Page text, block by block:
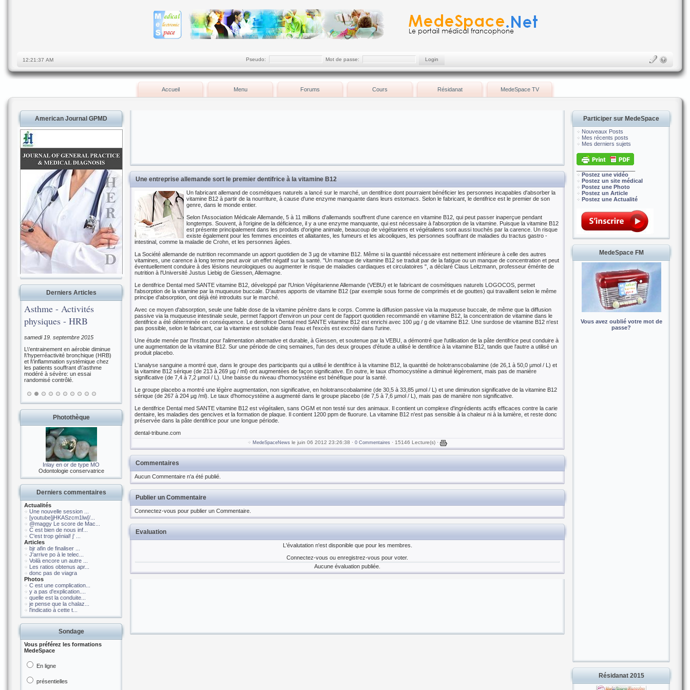
Pseudo: Mot de passe:
Accueil Menu Forums Cours Résidanat MedeSpace TV
American Journal GPMD
Derniers Articles
Asthme - Activités
physiques - HRB
samedi 19. septembre 2015
L\'entrainement en aérobie diminue
l\'hyperréactivité bronchique (HRB)
et l\'inflammation systémique chez
les patients souffrant d\'asthme
modéré à sévère: un essai
randomisé contrôlé.
Photothèque
Inlay en or de type MO
Odontologie conservatrice
Derniers commentaires
Actualités
Une nouvelle session ...
[youtube]jHKASzcm1lw[/...
@maggy Le score de Mac...
C est bien de nous inf...
C'est trop génial! j' ...
Articles
bjr afin de finaliser ...
J'arrive po à le telec...
Voilà encore un autre ...
Les ratios obtenus apr...
donc pas de viagra
Photos
C est une complication...
y a pas d'explication....
quelle est la conduite...
je pense que la chalaz...
l'indicatio à cette t...
Sondage
Vous préférez les formations
MedeSpace
En ligne
présentielles
Une entreprise allemande sort le premier dentifrice à la vitamine B12
Un fabricant allemand de cosmétiques naturels a lancé sur le marché, un dentifrice dont pourraient bénéficier les personnes incapables d'absorber la
vitamine B12 à partir de la nourriture, à cause d'une enzyme manquante dans leurs estomacs. Selon le fabricant, le dentifrice est le premier de son
genre, dans le monde entier.
Selon l'Association Médicale Allemande, 5 à 11 millions d'allemands souffrent d'une carence en vitamine B12, qui peut passer inaperçue pendant
longtemps. Souvent, à l'origine de la déficience, il y a une enzyme manquante, qui est nécessaire à l'absorption de la vitamine. Puisque la vitamine B12
est présente principalement dans les produits d'origine animale, beaucoup de végétariens et végétaliens sont aussi touchés par la carence. Un risque
existe également pour les femmes enceintes et allaitantes, les fumeurs et les alcooliques, les personnes souffrant de maladies du tractus gastro -
intestinal, comme la maladie de Crohn, et les personnes âgées.
La Société allemande de nutrition recommande un apport quotidien de 3 µg de vitamine B12. Même si la quantité nécessaire est nettement inférieure à celle des autres
vitamines, une carence à long terme peut avoir un effet négatif sur la santé. "Un manque de vitamine B12 se traduit par de la fatigue ou un manque de concentration et peut
éventuellement conduire à des lésions neurologiques ou augmenter le risque de maladies cardiaques et circulatoires ", a déclaré Claus Leitzmann, professeur émérite de
nutrition à l'Université Justus Liebig de Giessen, Allemagne.
Le dentifrice Dental med SANTE vitamine B12, développé par l'Union Végétarienne Allemande (VEBU) et le fabricant de cosmétiques naturels LOGOCOS, permet
l'absorption de la vitamine par la muqueuse buccale. D'autres apports de vitamine B12 (par exemple sous forme de comprimés et de gouttes) qui travaillent selon le même
principe d'absorption, ont déjà été introduits sur le marché.
Avec ce moyen d'absorption, seule une faible dose de la vitamine pénètre dans le corps. Comme la diffusion passive via la muqueuse buccale, de même que la diffusion
passive via la muqueuse intestinale seule, permet l'apport d'environ un pour cent de l'apport quotidien recommandé en vitamine B12, la concentration de vitamine dans le
dentifrice a été déterminée en conséquence. Le dentifrice Dental med SANTE vitamine B12 est enrichi avec 100 µg / g de vitamine B12. Une surdose de vitamine B12 n'est
pas possible, selon le fabricant, car la vitamine est soluble dans l'eau et l'excès est excrété dans l'urine.
Une étude menée par l'Institut pour l'alimentation alternative et durable, à Giessen, et soutenue par la VEBU, a démontré que l'utilisation de la pâte dentifrice peut conduire à
une augmentation de la vitamine B12. Sur une période de cinq semaines, l'un des deux groupes d'étude a utilisé le dentifrice à la vitamine B12, tandis que l'autre a utilisé un
produit placebo.
L'analyse sanguine a montré que, dans le groupe des participants qui a utilisé le dentifrice à la vitamine B12, la quantité de holotranscobalamine (de 26,1 à 50,0 µmol / L) et
la vitamine B12 sérique (de 213 à 269 µg / ml) ont augmentées de façon significative. En outre, le taux d'homocystéine a diminué légèrement, mais pas de manière
significative (de 7,4 à 7,2 µmol / L). Une baisse du niveau d'homocystéine est bénéfique pour la santé.
Le groupe placebo a montré une légère augmentation, non significative, en holotranscobalamine (de 30,5 à 33,85 µmol / L) et une diminution significative de la vitamine B12
sérique (de 267 à 204 µg /ml). Le taux d'homocystéine a augmenté dans le groupe placebo (de 7,5 à 7,6 µmol / L), mais pas de manière non significative.
Le dentifrice Dental med SANTE vitamine B12 est végétalien, sans OGM et non testé sur des animaux. Il contient un complexe d'ingrédients actifs efficaces contre la carie
dentaire, les maladies des gencives et la formation de plaque. Il contient 1200 ppm de fluorure. La vitamine B12 n'est pas sensible à la chaleur ni à la lumière, et reste donc
préservée dans la pâte dentifrice pour une longue période.
dental-tribune.com
MedeSpaceNews le juin 06 2012 23:26:38 · 0 Commentaires · 15146 Lecture(s) ·
Commentaires
Aucun Commentaire n'a été publié.
Publier un Commentaire
Connectez-vous pour publier un Commentaire.
Evaluation
L'évalutation n'est disponible que pour les membres.
Connectez-vous ou enregistrez-vous pour voter.
Aucune évaluation publiée.
Participer sur MedeSpace
Nouveaux Posts
Mes récents posts
Mes derniers sujets
Postez une vidéo
Postez un site médical
Postez une Photo
Postez un Article
Postez une Actualité
MedeSpace FM
Vous avez oublié votre mot de
passe?
Résidanat 2015